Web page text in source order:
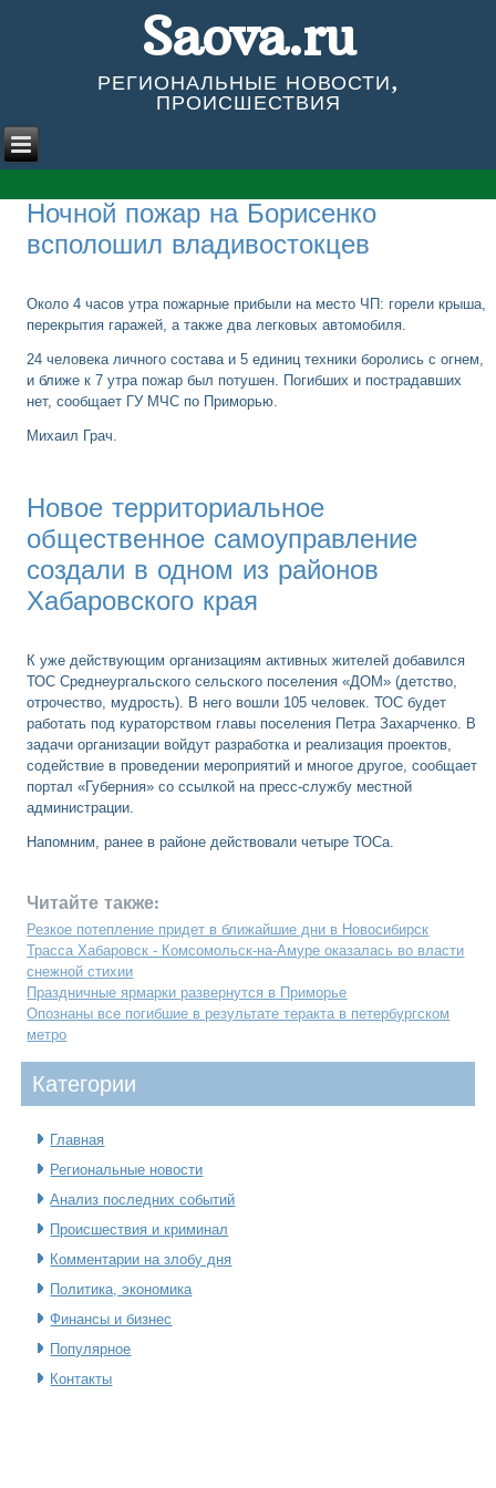
Saova.ru
РЕГИОНАЛЬНЫЕ НОВОСТИ,
ПРОИСШЕСТВИЯ
Ночной пожар на Борисенко
всполошил владивостокцев
Около 4 часов утра пожарные прибыли на место ЧП: горели крыша,
перекрытия гаражей, а также два легковых автомобиля.
24 человека личного состава и 5 единиц техники боролись с огнем,
и ближе к 7 утра пожар был потушен. Погибших и пострадавших
нет, сообщает ГУ МЧС по Приморью.
Михаил Грач.
Новое территориальное
общественное самоуправление
создали в одном из районов
Хабаровского края
К уже действующим организациям активных жителей добавился
ТОС Среднеургальского сельского поселения «ДОМ» (детство,
отрочество, мудрость). В него вошли 105 человек. ТОС будет
работать под кураторством главы поселения Петра Захарченко. В
задачи организации войдут разработка и реализация проектов,
содействие в проведении мероприятий и многое другое, сообщает
портал «Губерния» со ссылкой на пресс-службу местной
администрации.
Напомним, ранее в районе действовали четыре ТОСа.
Читайте также:
Резкое потепление придет в ближайшие дни в Новосибирск
Трасса Хабаровск - Комсомольск-на-Амуре оказалась во власти
снежной стихии
Праздничные ярмарки развернутся в Приморье
Опознаны все погибшие в результате теракта в петербургском
метро
Категοрии
Главная
Региональные новости
Анализ последних событий
Происшествия и криминал
Комментарии на злобу дня
Политика, экономика
Финансы и бизнес
Популярное
Контакты